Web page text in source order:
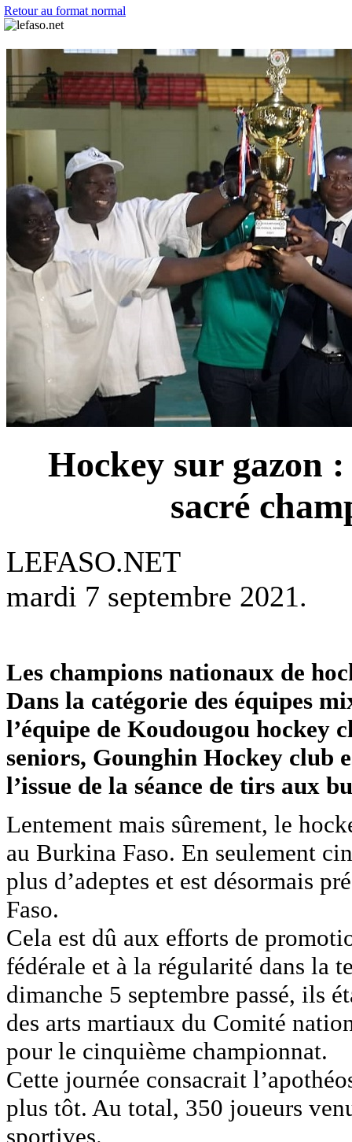
Retour au format normal
Hockey sur gazon
sacré
LEFASO.NET
mardi 7 septembre 2021.
Les champions nationaux de
Dans la catégorie des équipes
l’équipe de Koudougou hockey
seniors, Gounghin Hockey club
l’issue de la séance de tirs aux
Lentement mais sûrement, le
au Burkina Faso. En seulement
plus d’adeptes et est désormais
Faso.
Cela est dû aux efforts de
fédérale et à la régularité dans la
dimanche 5 septembre passé, ils
des arts martiaux du Comité
pour le cinquième championnat.
Cette journée consacrait
plus tôt. Au total, 350 joueurs
sportives.